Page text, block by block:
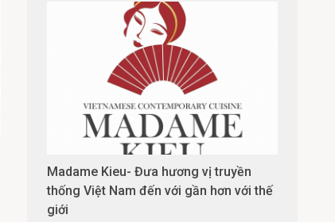
thành một chuỗi nhà hàng.
Madame Kieu- Đưa hương vị truyền
thống Việt Nam đến với gần hơn với thế
giới